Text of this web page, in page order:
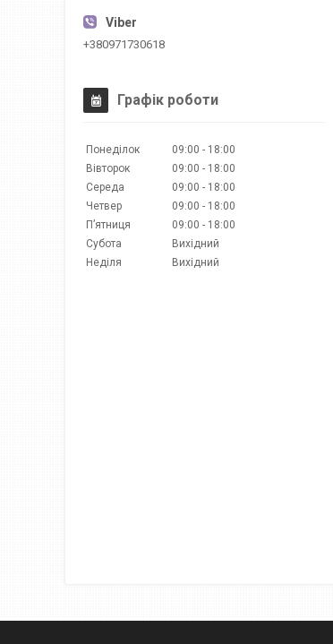
+380971730618
Графік роботи
Понеділок 09:00
18:00
Вівторок
09:00
18:00
Середа
09:00
18:00
Четвер
09:00
18:00
Пʼятниця
09:00
18:00
Субота
Вихідний
Неділя
Вихідний